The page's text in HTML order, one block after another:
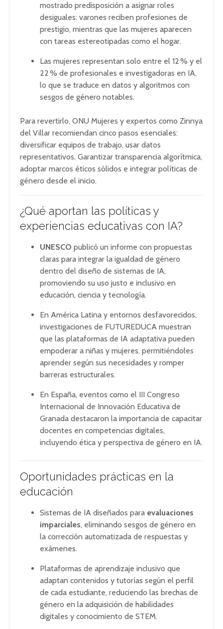
mostrado predisposición a asignar roles
desiguales: varones reciben profesiones de
prestigio, mientras que las mujeres aparecen
con tareas estereotipadas como el hogar.
Las mujeres representan solo entre el 12 % y el
22 % de profesionales e investigadoras en IA,
lo que se traduce en datos y algoritmos con
sesgos de género notables.
Para revertirlo, ONU Mujeres y expertos como Zinnya
del Villar recomiendan cinco pasos esenciales:
diversificar equipos de trabajo, usar datos
representativos, Garantizar transparencia algorítmica,
adoptar marcos éticos sólidos e integrar políticas de
género desde el inicio.
¿Qué aportan las políticas y
experiencias educativas con IA?
UNESCO publicó un informe con propuestas
claras para integrar la igualdad de género
dentro del diseño de sistemas de IA,
promoviendo su uso justo e inclusivo en
educación, ciencia y tecnología.
En América Latina y entornos desfavorecidos,
investigaciones de FUTUREDUCA muestran
que las plataformas de IA adaptativa pueden
empoderar a niñas y mujeres, permitiéndoles
aprender según sus necesidades y romper
barreras estructurales.
En España, eventos como el III Congreso
Internacional de Innovación Educativa de
Granada destacaron la importancia de capacitar
docentes en competencias digitales,
incluyendo ética y perspectiva de género en IA.
Oportunidades prácticas en la
educación
Sistemas de IA diseñados para evaluaciones
imparciales, eliminando sesgos de género en
la corrección automatizada de respuestas y
exámenes.
Plataformas de aprendizaje inclusivo que
adaptan contenidos y tutorías según el perfil
de cada estudiante, reduciendo las brechas de
género en la adquisición de habilidades
digitales y conocimiento de STEM.